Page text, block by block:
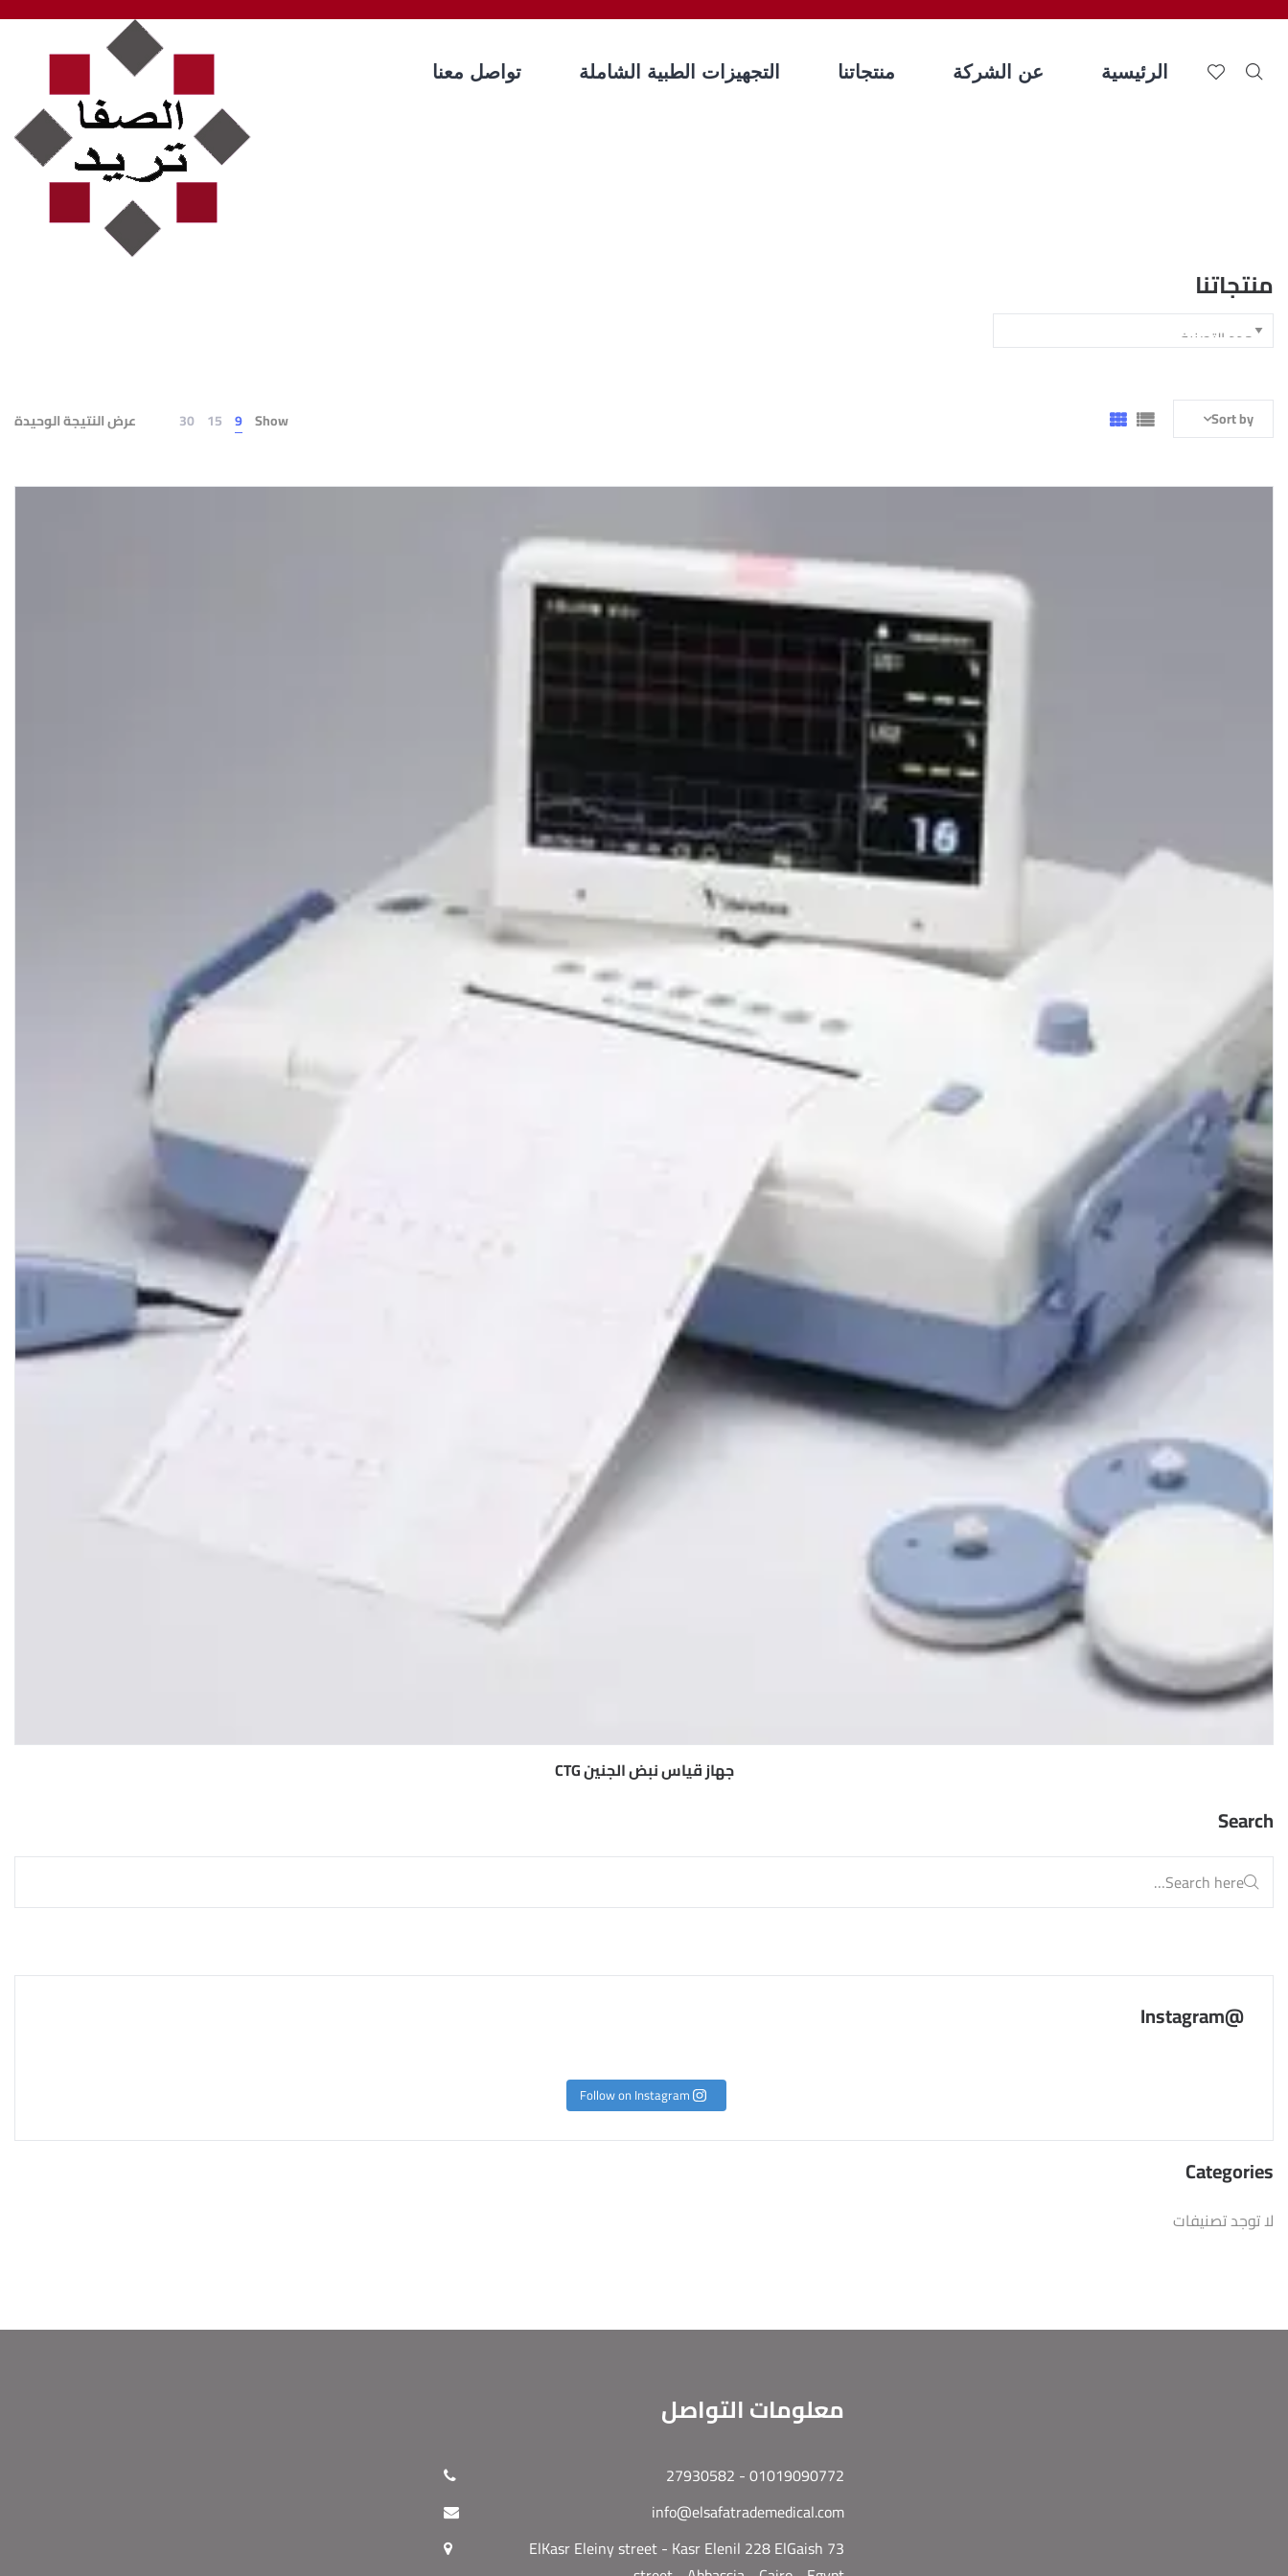
تواصل معنا التجهيزات الطبية الشاملة منتجاتنا عن الشركة الرئيسية
منتجاتنا
عرض النتيجة الوحيدة Show
9
15
30 Sort by
جهاز قياس نبض الجنين CTG
Search
@Instagram
Follow on Instagram
Categories
لا توجد تصنيفات
معلومات التواصل
01019090772 - 27930582
info@elsafatrademedical.com
73 ElKasr Eleiny street - Kasr Elenil 228 ElGaish